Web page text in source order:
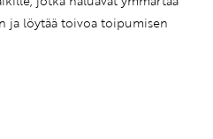
ja löytää toivoa toipumisen